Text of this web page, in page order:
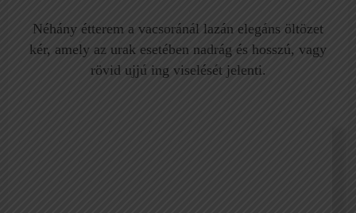
Néhány étterem a vacsoránál lazán elegáns öltözet
kér, amely az urak esetében nadrág és hosszú, vagy
rövid ujjú ing viselését jelenti.